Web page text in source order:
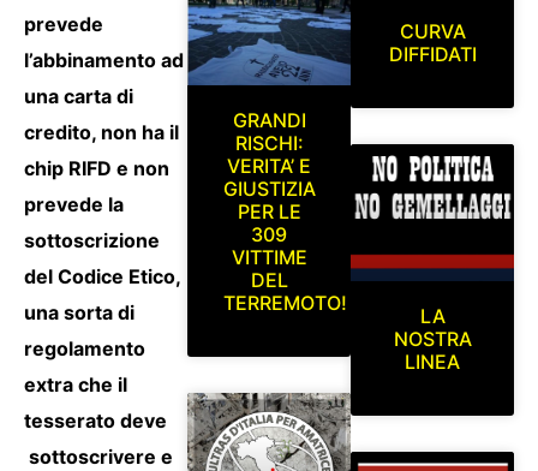
prevede
l’abbinamento ad
una carta di
credito, non ha il
chip RIFD e non
prevede la
sottoscrizione
del Codice Etico,
una sorta di
regolamento
extra che il
tesserato deve
sottoscrivere e
GRANDI
RISCHI:
VERITA’ E
GIUSTIZIA
PER LE
309
VITTIME
DEL
TERREMOTO!
CURVA
DIFFIDATI
LA
NOSTRA
LINEA